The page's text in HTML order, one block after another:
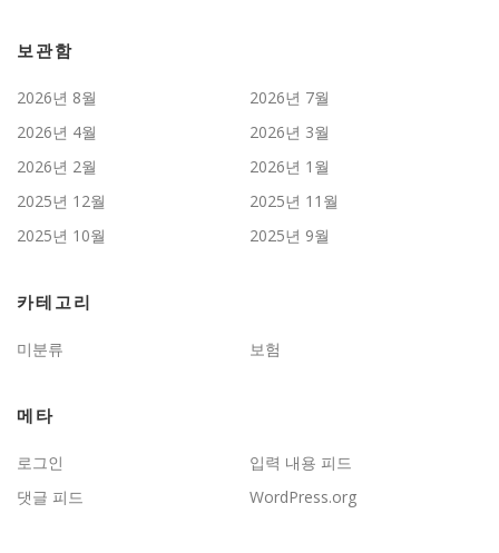
보관함
2026년 8월
2026년 7월
2026년 4월
2026년 3월
2026년 2월
2026년 1월
2025년 12월
2025년 11월
2025년 10월
2025년 9월
카테고리
미분류 보험
메타
로그인
입력 내용 피드
댓글 피드
WordPress.org